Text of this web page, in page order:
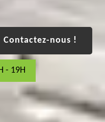
Contactez-nous !
- 19H